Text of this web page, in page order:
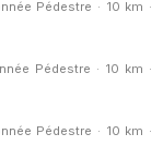
Pédestre · 10 km ·
Pédestre · 10 km ·
Pédestre · 10 km ·